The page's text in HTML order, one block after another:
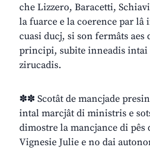
che Lizzero, Baracetti,
la fuarce e la coerence par
cuasi ducj, si son fermâts aes
principi, subite inneadis intai
zirucadis.
✽✽ Scotât de mancjade
intal marcjât di ministris e
dimostre la mancjance di pês
Vignesie Julie e no dai